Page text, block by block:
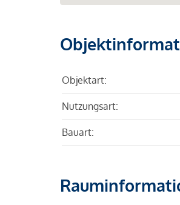
Objektart:
Nutzungsart:
Bauart: